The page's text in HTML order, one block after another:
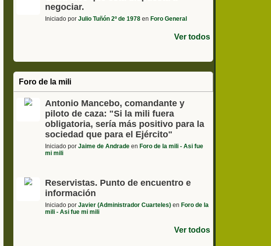
negociar.
Iniciado porJulio Tuñón 2º de 1978 en Foro General
Ver todos
Foro de la mili
Antonio Mancebo, comandante y
piloto de caza: "Si la mili fuera
obligatoria, sería más positivo para la
sociedad que para el Ejército"
Iniciado porJaime de Andrade en Foro de la mili - Asi fue
mi mili
Reservistas. Punto de encuentro e
información
Iniciado porJavier (Administrador Cuarteles) en Foro de la
mili - Asi fue mi mili
Ver todos